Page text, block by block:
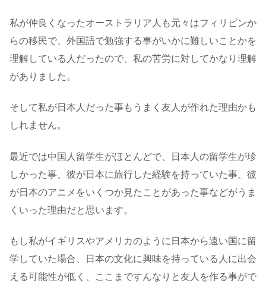
私が仲良くなったオーストラリア人も元々はフィリピンか
らの移民で、外国語で勉強する事がいかに難しいことかを
理解している人だったので、私の苦労に対してかなり理解
がありました。
そして私が日本人だった事もうまく友人が作れた理由かも
しれません。
最近では中国人留学生がほとんどで、日本人の留学生が珍
しかった事、彼が日本に旅行した経験を持っていた事、彼
が日本のアニメをいくつか見たことがあった事などがうま
くいった理由だと思います。
もし私がイギリスやアメリカのように日本から遠い国に留
学していた場合、日本の文化に興味を持っている人に出会
える可能性が低く、ここまですんなりと友人を作る事がで